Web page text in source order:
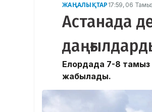
ЖАҢАЛЫҚТАР 17:59, 06
Астанада
Елордада 7-8 тамыз
жабылады.